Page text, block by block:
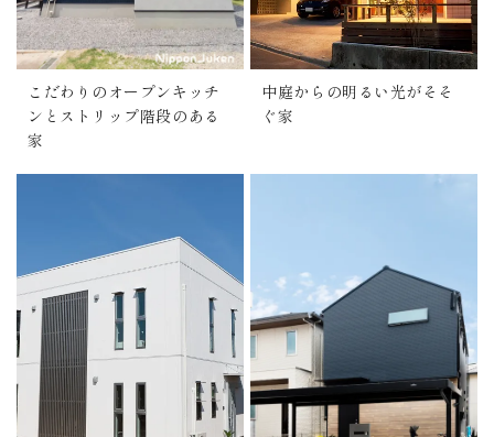
こだわりのオープンキッチ
ンとストリップ階段のある
家
中庭からの明るい光がそそ
ぐ家